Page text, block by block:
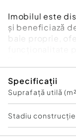
Imobilul este
și beneficiază
baie proprie,
funcționalitate
pregătită pentru
activității.
În plus, imobilul
zonă de
multiple
funcție de
Specificații
Suprafață utilă
Stadiu construcţie